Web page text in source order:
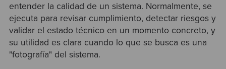
entender la calidad de un sistema. Normalmente, se
ejecuta para revisar cumplimiento, detectar riesgos y
validar el estado técnico en un momento concreto, y
su utilidad es clara cuando lo que se busca es una
"fotografía" del sistema.